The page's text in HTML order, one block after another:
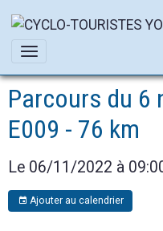
Parcours du 6
E009 - 76 km
Le 06/11/2022 à
Ajouter au calendrier